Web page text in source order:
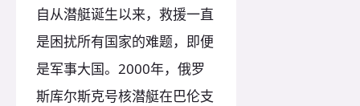
自从潜艇诞生以来，救援一直
是困扰所有国家的难题，即便
是军事大国。2000年，俄罗
斯库尔斯克号核潜艇在巴伦支